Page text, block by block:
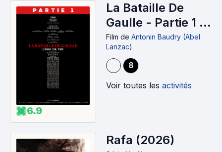
6.9
La Bataille De
Gaulle - Partie 1 :
L'âge de fer
(2026)
Film de Antonin Baudry (Abel
Lanzac)
8
Voir toutes les activités
Rafa (2026)